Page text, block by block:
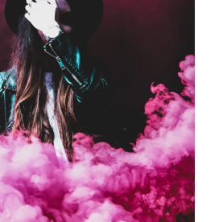
From Students
/ Drama